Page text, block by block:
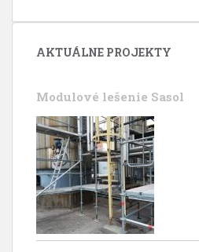
AKTUÁLNE PROJEKTY
Modulové lešenie Sasol